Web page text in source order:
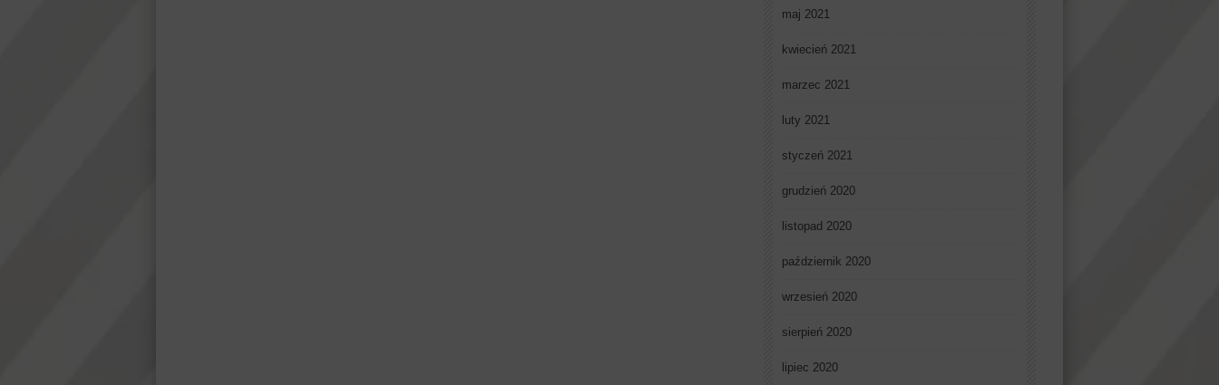
maj 2021
kwiecień 2021
marzec 2021
luty 2021
styczeń 2021
grudzień 2020
listopad 2020
październik 2020
wrzesień 2020
sierpień 2020
lipiec 2020